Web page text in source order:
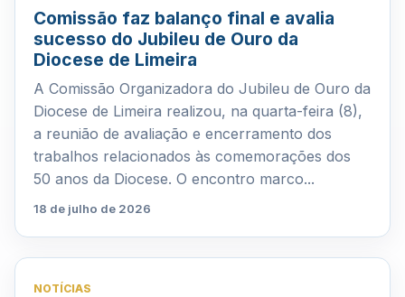
Comissão faz balanço final e avalia
sucesso do Jubileu de Ouro da
Diocese de Limeira
A Comissão Organizadora do Jubileu de Ouro da
Diocese de Limeira realizou, na quarta-feira (8),
a reunião de avaliação e encerramento dos
trabalhos relacionados às comemorações dos
50 anos da Diocese. O encontro marco...
18 de julho de 2026
NOTÍCIAS